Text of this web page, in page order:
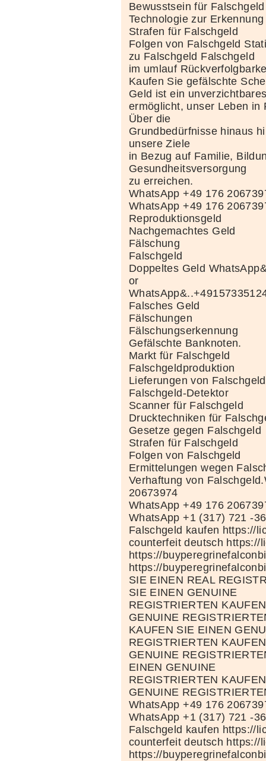
Bewusstsein für Falschgeld
Technologie zur
Strafen für Falschgeld
Folgen von Falschgeld
zu Falschgeld Falschgeld
im umlauf
Kaufen Sie gefälschte
Geld ist ein
ermöglicht, unser Leben in
Über die
Grundbedürfnisse hinaus
unsere Ziele
in Bezug auf Familie,
Gesundheitsversorgung
zu erreichen.
WhatsApp +49 176
WhatsApp +49 176
Reproduktionsgeld
Nachgemachtes Geld
Fälschung
Falschgeld
Doppeltes Geld
or
Falsches Geld
Fälschungen
Fälschungserkennung
Gefälschte Banknoten.
Markt für Falschgeld
Falschgeldproduktion
Lieferungen von Falschgeld
Falschgeld-Detektor
Scanner für Falschgeld
Drucktechniken für
Gesetze gegen Falschgeld
Strafen für Falschgeld
Folgen von Falschgeld
Ermittelungen wegen
Verhaftung von
20673974
WhatsApp +49 176
WhatsApp +1 (317) 721 -
Falschgeld kaufen https://
counterfeit deutsch https://
https://
https://
SIE EINEN REAL
SIE EINEN GENUINE
REGISTRIERTEN
GENUINE
KAUFEN SIE EINEN
REGISTRIERTEN
GENUINE
EINEN GENUINE
REGISTRIERTEN
GENUINE
WhatsApp +49 176
WhatsApp +1 (317) 721 -
Falschgeld kaufen https://
counterfeit deutsch https://
https://